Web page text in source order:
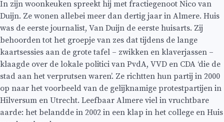
In zijn woonkeuken spreekt hij met fractiegenoot Nico van
Duijn. Ze wonen allebei meer dan dertig jaar in Almere. Huis
was de eerste journalist, Van Duijn de eerste huisarts. Zij
behoorden tot het groepje van zes dat tijdens de lange
kaartsessies aan de grote tafel – zwikken en klaverjassen –
klaagde over de lokale politici van PvdA, VVD en CDA ‘die de
stad aan het verprutsen waren’. Ze richtten hun partij in 2000
op naar het voorbeeld van de gelijknamige protestpartijen in
Hilversum en Utrecht. Leefbaar Almere viel in vruchtbare
aarde: het belandde in 2002 in een klap in het college en Huis